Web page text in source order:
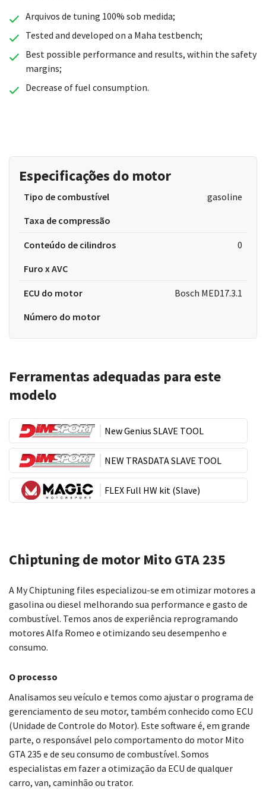
Arquivos de tuning 100% sob medida;
Tested and developed on a Maha testbench;
Best possible performance and results, within the safety
margins;
Decrease of fuel consumption.
Especificações do motor
Tipo de combustível
gasoline
Taxa de compressão
Conteúdo de cilindros
0
Furo x AVC
ECU do motor
Bosch MED17.3.1
Número do motor
Ferramentas adequadas para este
modelo
New Genius SLAVE TOOL
NEW TRASDATA SLAVE TOOL
FLEX Full HW kit (Slave)
Chiptuning de motor Mito GTA 235
A My Chiptuning files especializou-se em otimizar motores a
gasolina ou diesel melhorando sua performance e gasto de
combustível. Temos anos de experiência reprogramando
motores Alfa Romeo e otimizando seu desempenho e
consumo.
O processo
Analisamos seu veículo e temos como ajustar o programa de
gerenciamento de seu motor, também conhecido como ECU
(Unidade de Controle do Motor). Este software é, em grande
parte, o responsável pelo comportamento do motor Mito
GTA 235 e de seu consumo de combustível. Somos
especialistas em fazer a otimização da ECU de qualquer
carro, van, caminhão ou trator.